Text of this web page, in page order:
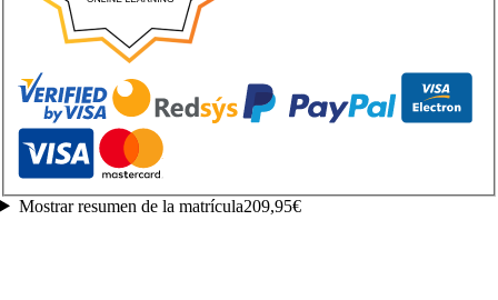
Mostrar resumen de la matrícula209,95€